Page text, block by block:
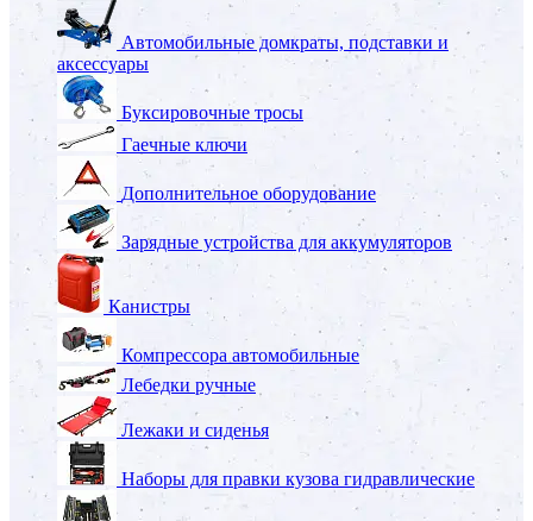
Автомобильные домкраты, подставки и
аксессуары
Буксировочные тросы
Гаечные ключи
Дополнительное оборудование
Зарядные устройства для аккумуляторов
Канистры
Компрессора автомобильные
Лебедки ручные
Лежаки и сиденья
Наборы для правки кузова гидравлические